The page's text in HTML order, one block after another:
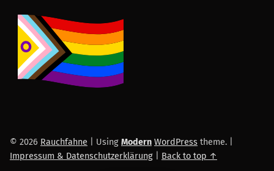
© 2026 Rauchfahne Using Modern WordPress theme.
Impressum & Datenschutzerklärung
Back to top ↑